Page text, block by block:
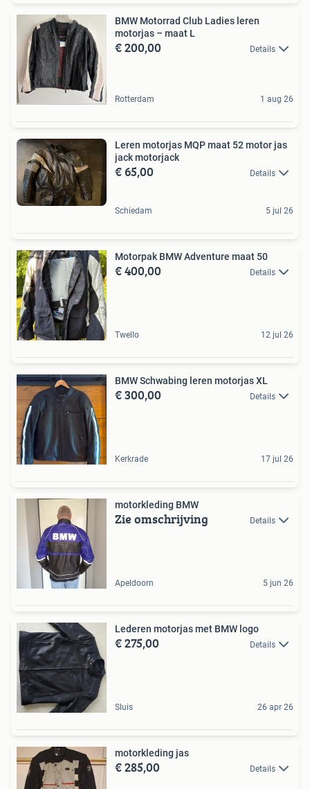
BMW Motorrad Club Ladies leren
motorjas – maat L
€ 200,00 Details
Rotterdam 1 aug 26
Leren motorjas MQP maat 52 motor jas
jack motorjack
€ 65,00 Details
Schiedam 5 jul 26
Motorpak BMW Adventure maat 50
€ 400,00 Details
Twello 12 jul 26
BMW Schwabing leren motorjas XL
€ 300,00 Details
Kerkrade 17 jul 26
motorkleding BMW
Zie omschrijving Details
Apeldoorn 5 jun 26
Lederen motorjas met BMW logo
€ 275,00 Details
Sluis 26 apr 26
motorkleding jas
€ 285,00 Details